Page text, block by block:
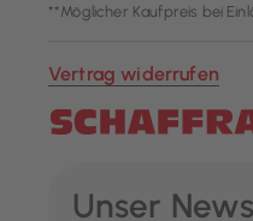
**Möglicher Kaufpreis bei
Vertrag widerrufen
Unser